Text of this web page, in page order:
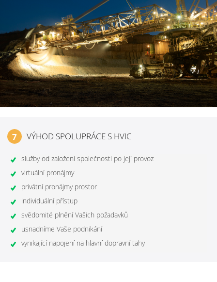
7 VÝHOD SPOLUPRÁCE S HVIC
služby od založení společnosti po její provoz
virtuální pronájmy
privátní pronájmy prostor
individuální přístup
svědomité plnění Vašich požadavků
usnadníme Vaše podnikání
vynikající napojení na hlavní dopravní tahy